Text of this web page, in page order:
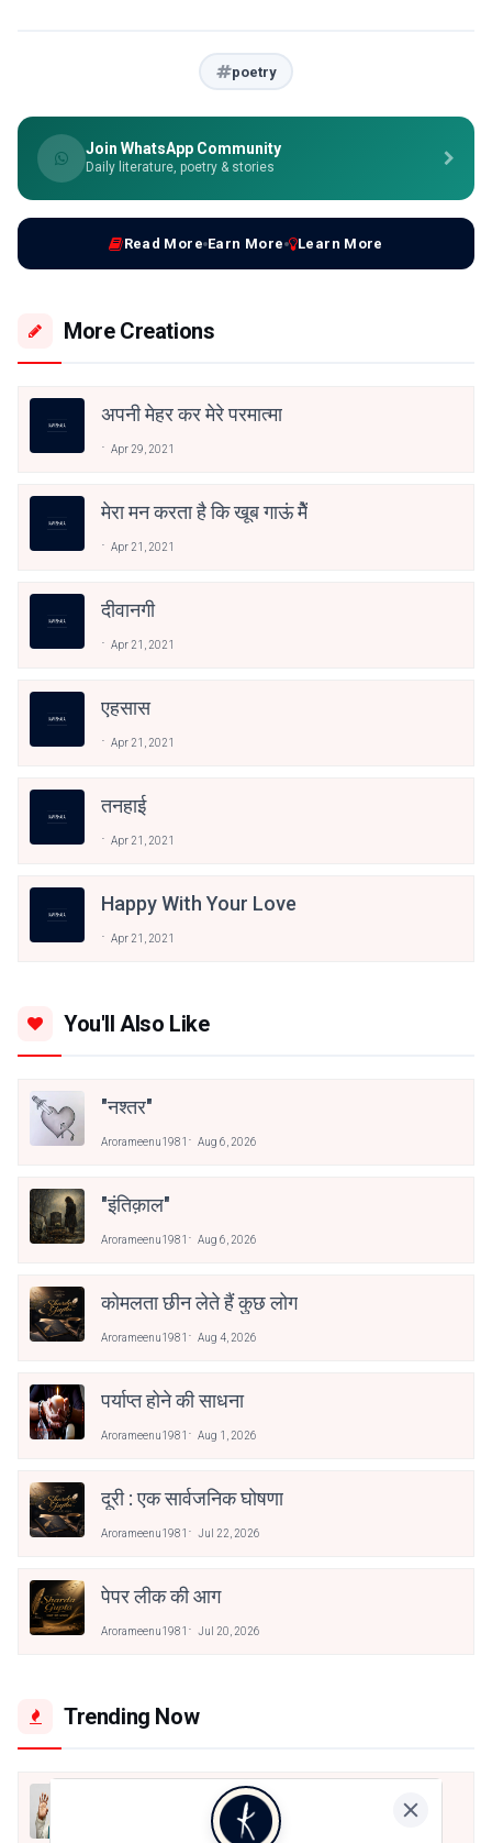
poetry
Join WhatsApp Community
Daily literature, poetry & stories
Read More Earn More Learn More
More Creations
अपनी मेहर कर मेरे परमात्मा
Apr 29, 2021
मेरा मन करता है कि खूब गाऊं मेैं
Apr 21, 2021
दीवानगी
Apr 21, 2021
एहसास
Apr 21, 2021
तनहाई
Apr 21, 2021
Happy With Your Love
Apr 21, 2021
You'll Also Like
"नश्तर"
Arorameenu1981 Aug 6, 2026
"इंतिक़ाल"
Arorameenu1981 Aug 6, 2026
कोमलता छीन लेते हैं कुछ लोग
Arorameenu1981 Aug 4, 2026
पर्याप्त होने की साधना
Arorameenu1981 Aug 1, 2026
दूरी : एक सार्वजनिक घोषणा
Arorameenu1981 Jul 22, 2026
पेपर लीक की आग
Arorameenu1981 Jul 20, 2026
Trending Now
मैं शून्य पे सवार हूँ